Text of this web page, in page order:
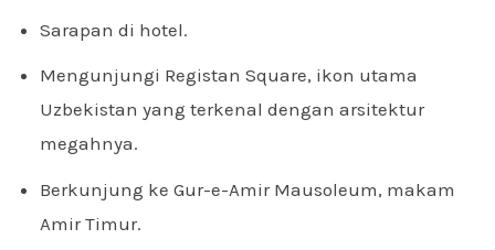
Sarapan di hotel.
Mengunjungi Registan Square, ikon utama
Uzbekistan yang terkenal dengan arsitektur
megahnya.
Berkunjung ke Gur-e-Amir Mausoleum, makam
Amir Timur.